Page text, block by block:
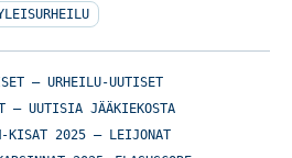
– URHEILU-UUTISET
– UUTISIA JÄÄKIEKOSTA
KISAT 2025 – LEIJONAT